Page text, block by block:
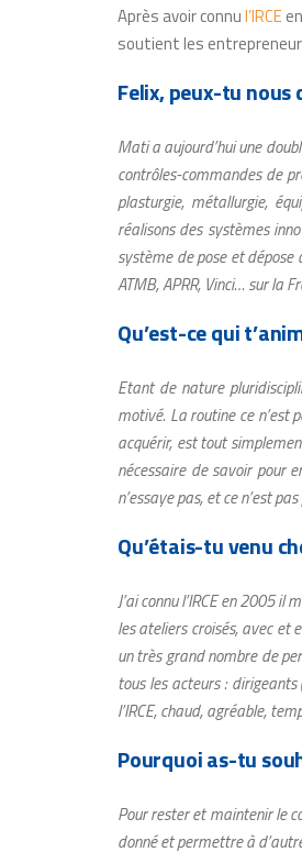
Après avoir connul’IRCE
soutient les
Felix, peux-tu
Mati a aujourd’hui une
contrôles-commandes de
plasturgie, métallurgie,
réalisons des systèmes
système de pose et
ATMB, APRR, Vinci… sur la
Qu’est-ce qui
Etant de nature
motivé. La routine ce n’est
acquérir, est tout
nécessaire de savoir pour
n’essaye pas, et ce n’est
Qu’étais-tu venu
J’ai connu l’IRCE en 2005
les ateliers croisés, avec et
un très grand nombre de
tous les acteurs : dirigeants
l’IRCE, chaud, agréable,
Pourquoi as-tu
Pour rester et maintenir le
donné et permettre à